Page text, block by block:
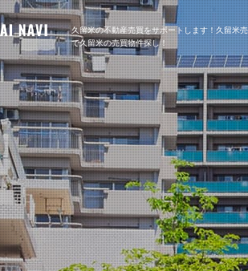
久留米の不動産売買をサポートします！久留米
で久留米の売買物件探し！